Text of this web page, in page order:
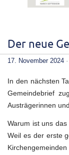
Der neue
17. November 2024 ·
In den nächsten
Gemeindebrief
Austrägerinnen
Warum ist uns
Weil es der erste